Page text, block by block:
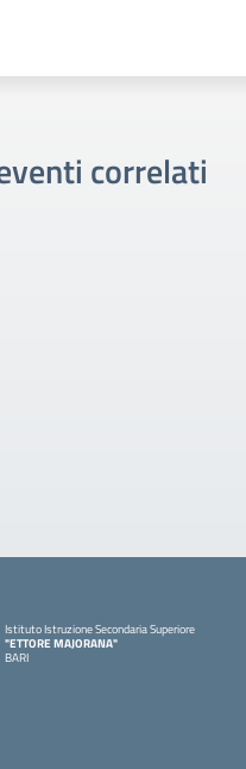
correlati
Istituto Istruzione Secondaria Superiore
"ETTORE MAJORANA"
BARI